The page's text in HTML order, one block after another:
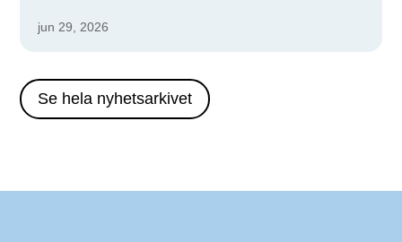
jun 29, 2026
Se hela nyhetsarkivet